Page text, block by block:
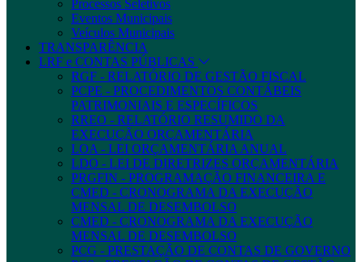
Processos Seletivos
Eventos Municipais
Veículos Municipais
TRANSPARÊNCIA
LRF e CONTAS PÚBLICAS
RGF - RELATÓRIO DE GESTÃO FISCAL
PCPE - PROCEDIMENTOS CONTÁBEIS
PATRIMONIAIS E ESPECÍFICOS
RREO - RELATÓRIO RESUMIDO DA
EXECUÇÃO ORÇAMENTÁRIA
LOA - LEI ORÇAMENTÁRIA ANUAL
LDO - LEI DE DIRETRIZES ORÇAMENTÁRIA
PRGFIN - PROGRAMAÇÃO FINANCEIRA E
CMED - CRONOGRAMA DA EXECUÇÃO
MENSAL DE DESEMBOLSO
CMED - CRONOGRAMA DA EXECUÇÃO
MENSAL DE DESEMBOLSO
PCG - PRESTAÇÃO DE CONTAS DE GOVERNO